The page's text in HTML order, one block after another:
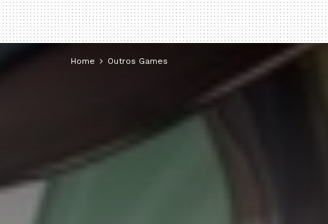
Home Outros Games